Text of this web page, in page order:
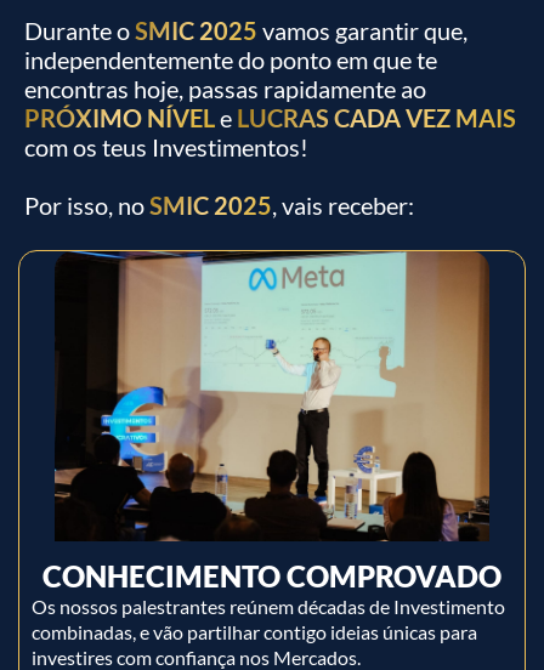
Durante oSMIC 2025 vamos garantir que,
independentemente do ponto em que te
encontras hoje, passas rapidamente ao
PRÓXIMO NÍVELe LUCRAS CADA VEZ MAIS
com os teus Investimentos!
Por isso, noSMIC 2025, vais receber:
CONHECIMENTO COMPROVADO
Os nossos palestrantes reúnem décadas de Investimento
combinadas, e vão partilhar contigo ideias únicas para
investires com confiança nos Mercados.